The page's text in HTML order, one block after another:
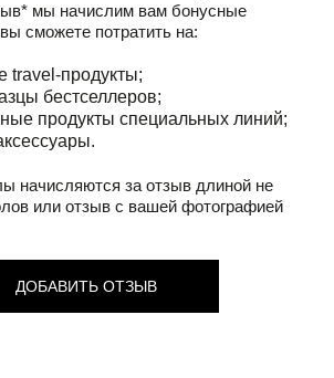
мы начислим вам бонусные
сможете потратить на:
travel-продукты;
бестселлеров;
продукты специальных линий;
начисляются за отзыв длиной не
или отзыв с вашей фотографией
ДОБАВИТЬ ОТЗЫВ